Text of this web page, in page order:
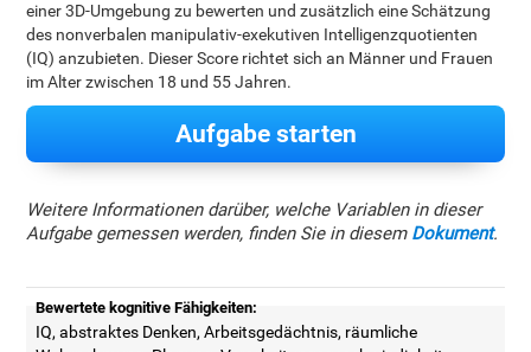
einer 3D-Umgebung zu bewerten und zusätzlich eine Schätzung
des nonverbalen manipulativ-exekutiven Intelligenzquotienten
(IQ) anzubieten. Dieser Score richtet sich an Männer und Frauen
im Alter zwischen 18 und 55 Jahren.
Aufgabe starten
Weitere Informationen darüber, welche Variablen in dieser
Aufgabe gemessen werden, finden Sie in diesem Dokument.
Bewertete kognitive Fähigkeiten:
IQ, abstraktes Denken, Arbeitsgedächtnis, räumliche